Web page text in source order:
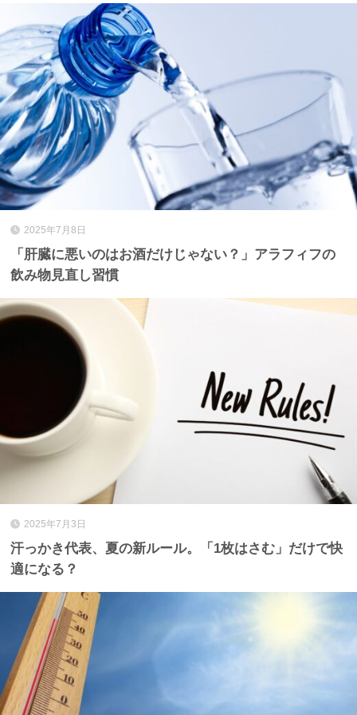
2025年7月8日
「肝臓に悪いのはお酒だけじゃない？」アラフィフの
飲み物見直し習慣
2025年7月3日
汗っかき代表、夏の新ルール。「1枚はさむ」だけで快
適になる？